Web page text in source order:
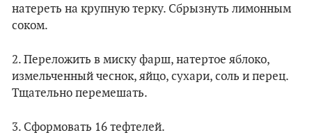
натереть на крупную терку. Сбрызнуть лимонным
соком.
2. Переложить в миску фарш, натертое яблоко,
измельченный чеснок, яйцо, сухари, соль и перец.
Тщательно перемешать.
3. Сформовать 16 тефтелей.